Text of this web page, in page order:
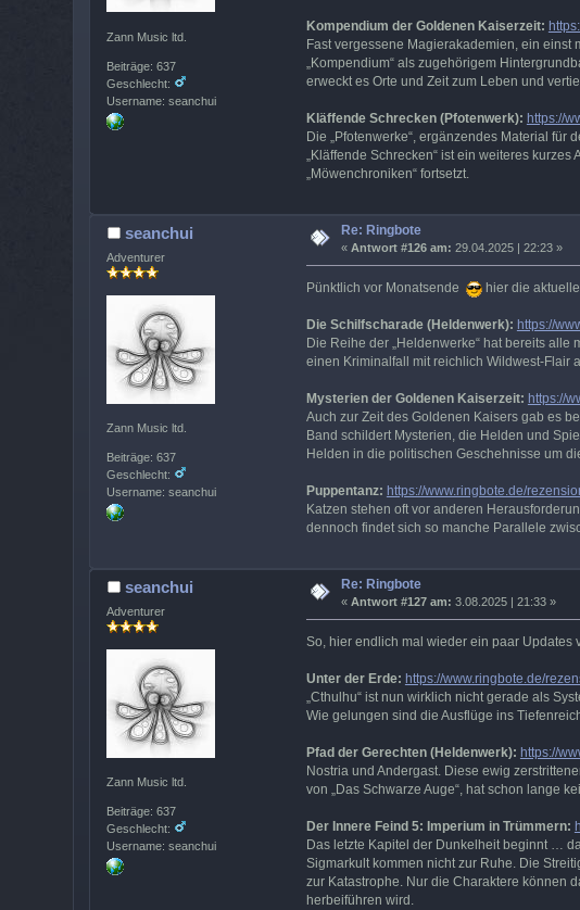
Zann Music ltd.
Beiträge: 637
Geschlecht:
Username: seanchui
Kompendium der Goldenen Kaiserzeit:
Fast vergessene Magierakademien, ein einst
„Kompendium“ als zugehörigem
erweckt es Orte und Zeit zum Leben und
Kläffende Schrecken (Pfotenwerk): https://
Die „Pfotenwerke“, ergänzendes Material für
„Kläffende Schrecken“ ist ein weiteres
„Möwenchroniken“ fortsetzt.
seanchui
Adventurer
Zann Music ltd.
Beiträge: 637
Geschlecht:
Username: seanchui
Re: Ringbote
«Antwort #126 am: 29.04.2025 | 22:23 »
Pünktlich vor Monatsende hier die
Die Schilfscharade (Heldenwerk): https://
Die Reihe der „Heldenwerke“ hat bereits
einen Kriminalfall mit reichlich Wildwest-Flair
Mysterien der Goldenen Kaiserzeit: https://
Auch zur Zeit des Goldenen Kaisers gab es
Band schildert Mysterien, die Helden und
Helden in die politischen Geschehnisse um
Puppentanz: https://www.ringbote.de/
Katzen stehen oft vor anderen
dennoch findet sich so manche Parallele
seanchui
Adventurer
Zann Music ltd.
Beiträge: 637
Geschlecht:
Username: seanchui
Re: Ringbote
«Antwort #127 am: 3.08.2025 | 21:33 »
So, hier endlich mal wieder ein paar Updates
Unter der Erde: https://www.ringbote.de/
„Cthulhu“ ist nun wirklich nicht gerade als
Wie gelungen sind die Ausflüge ins
Pfad der Gerechten (Heldenwerk): https://
Nostria und Andergast. Diese ewig
von „Das Schwarze Auge“, hat schon lange
Der Innere Feind 5: Imperium in Trümmern:
Das letzte Kapitel der Dunkelheit beginnt …
Sigmarkult kommen nicht zur Ruhe. Die
zur Katastrophe. Nur die Charaktere können
herbeiführen wird.